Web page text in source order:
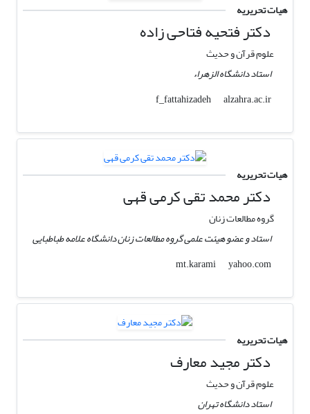
هیات تحریریه
دکتر فتحیه فتاحی زاده
علوم قرآن و حدیث
استاد دانشگاه الزهراء
f_fattahizadeh
alzahra.ac.ir
هیات تحریریه
دکتر محمد تقی کرمی قهی
گروه مطالعات زنان
استاد و عضو هیئت علمی گروه مطالعات زنان دانشگاه علامه طباطبایی
mt.karami
yahoo.com
هیات تحریریه
دکتر مجید معارف
علوم قرآن و حدیث
استاد دانشگاه تهران